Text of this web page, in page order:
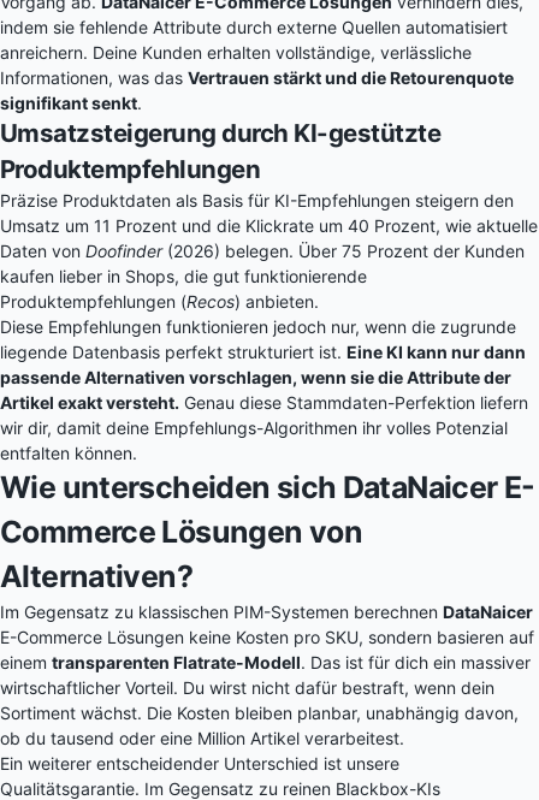
indem sie fehlende Attribute durch externe Quellen automatisiert
anreichern. Deine Kunden erhalten vollständige, verlässliche
Informationen, was das Vertrauen stärkt und die Retourenquote
signifikant senkt.
Umsatzsteigerung durch KI-gestützte
Produktempfehlungen
Präzise Produktdaten als Basis für KI-Empfehlungen steigern den
Umsatz um 11 Prozent und die Klickrate um 40 Prozent, wie aktuelle
Daten von Doofinder(2026) belegen. Über 75 Prozent der Kunden
kaufen lieber in Shops, die gut funktionierende
Produktempfehlungen (Recos) anbieten.
Diese Empfehlungen funktionieren jedoch nur, wenn die zugrunde
liegende Datenbasis perfekt strukturiert ist. Eine KI kann nur dann
passende Alternativen vorschlagen, wenn sie die Attribute der
Artikel exakt versteht. Genau diese Stammdaten-Perfektion liefern
wir dir, damit deine Empfehlungs-Algorithmen ihr volles Potenzial
entfalten können.
Wie unterscheiden sich DataNaicer E-
Commerce Lösungen von
Alternativen?
Im Gegensatz zu klassischen PIM-Systemen berechnen DataNaicer
E-Commerce Lösungen keine Kosten pro SKU, sondern basieren auf
einem transparenten Flatrate-Modell. Das ist für dich ein massiver
wirtschaftlicher Vorteil. Du wirst nicht dafür bestraft, wenn dein
Sortiment wächst. Die Kosten bleiben planbar, unabhängig davon,
ob du tausend oder eine Million Artikel verarbeitest.
Ein weiterer entscheidender Unterschied ist unsere
Qualitätsgarantie. Im Gegensatz zu reinen Blackbox-KIs